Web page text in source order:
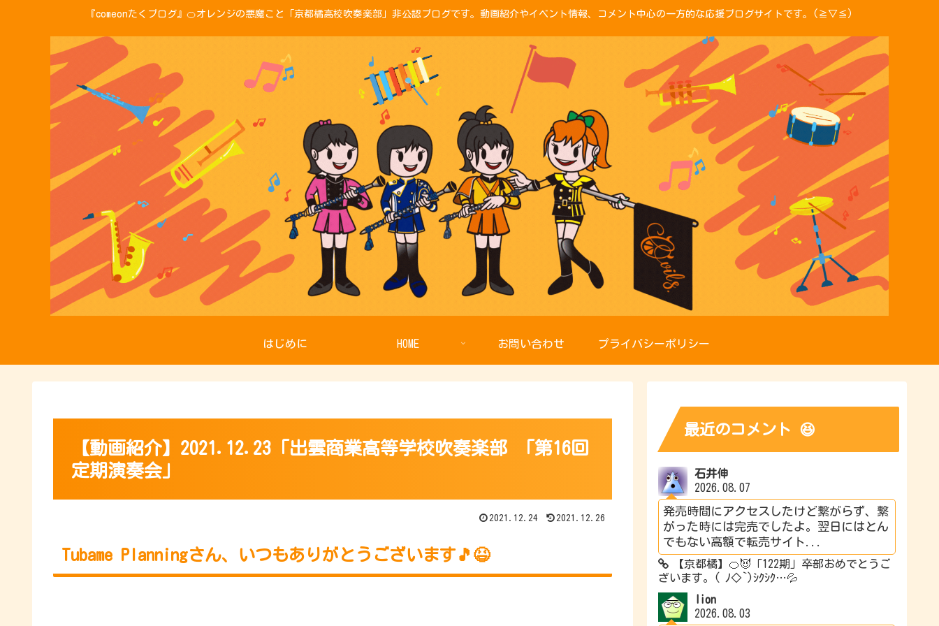
『comeonたくブログ』🍊オレンジの悪魔こと「京都橘高校吹奏楽部」非公認ブログです。動画紹介やイベント情報、コメント中心の一方的な応援ブログサイトです。(≧▽≦)
はじめに HOME お問い合わせ プライバシーポリシー
【動画紹介】2021.12.23「出雲商業高等学校吹奏楽部 「第16回
定期演奏会」
2021.12.24 2021.12.26
Tubame Planningさん、いつもありがとうございます🎵😆
最近のコメント 😆
石井伸
2026.08.07
発売時間にアクセスしたけど繋がらず、繋
がった時には完売でしたよ。翌日にはとん
でもない高額で転売サイト...
【京都橘】🍊😈「122期」卒部おめでとうご
ざいます。( ﾉ◇`)ｼｸｼｸ…💦
lion
2026.08.03